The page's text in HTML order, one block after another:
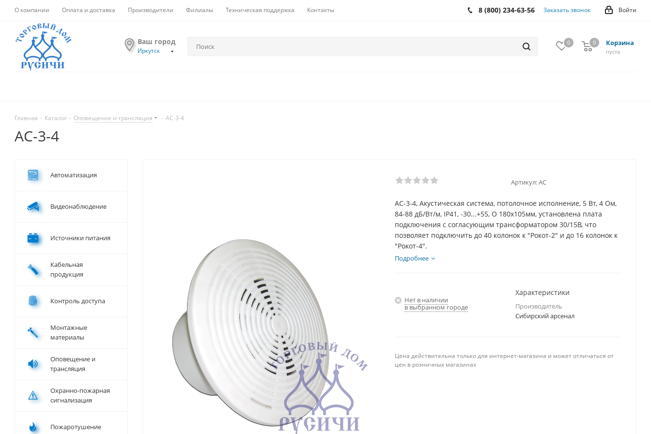
О компании Оплата и доставка Производители Филиалы Техническая поддержка Контакты Войти
8 (800) 234-63-56 Заказать звонок
Ваш город
Иркутск
0 Корзина
0
пуста
0
Главная - Каталог - Оповещение и трансляция - АС-3-4
АС-3-4
Артикул:АС
АС-3-4, Акустическая система, потолочное исполнение, 5 Вт, 4 Ом,
84-88 дБ/Вт/м, IP41, -30...+55, O 180х105мм, установлена плата
подключения с согласующим трансформатором 30/15В, что
позволяет подключить до 40 колонок к "Рокот-2" и до 16 колонок к
"Рокот-4".
Подробнее
Нет в наличии
в выбранном городе
Характеристики
Производитель
Сибирский арсенал
Цена действительна только для интернет-магазина и может отличаться от
цен в розничных магазинах
Автоматизация
Видеонаблюдение
Источники питания
Кабельная
продукция
Контроль доступа
Монтажные
материалы
Оповещение и
трансляция
Охранно-пожарная
сигнализация
Пожаротушение